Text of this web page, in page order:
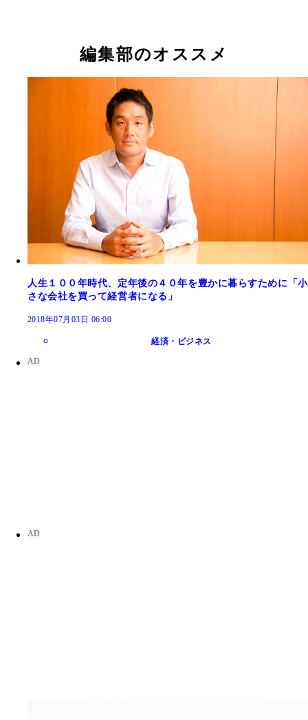
編集部のオススメ
人生１００年時代、定年後の４０年を豊かに暮らすために「小
さな会社を買って経営者になる」
2018年07月03日 06:00
経済・ビジネス